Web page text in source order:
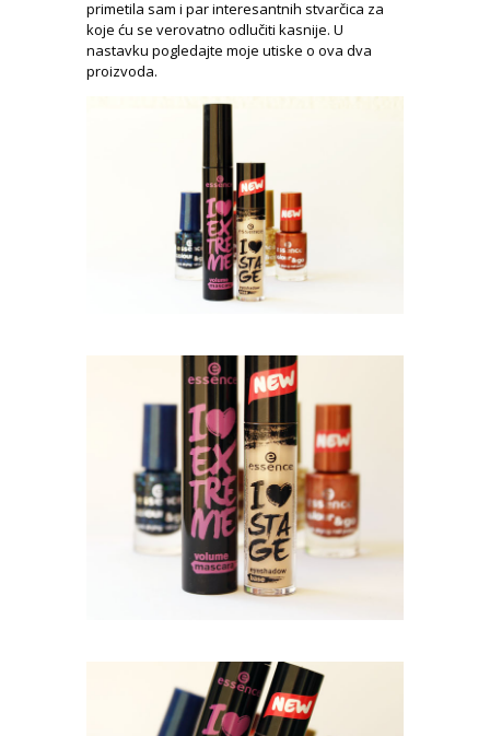
primetila sam i par interesantnih stvarčica za
koje ću se verovatno odlučiti kasnije. U
nastavku pogledajte moje utiske o ova dva
proizvoda.